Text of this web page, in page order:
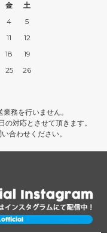
金
土
4
5
11
12
18
19
25
26
務を行いません。
対応とさせて頂きます。
合わせください。